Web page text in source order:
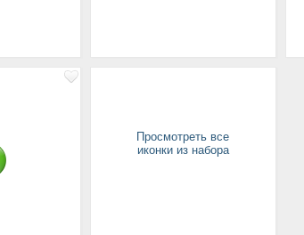
Просмотреть все
иконки из набора